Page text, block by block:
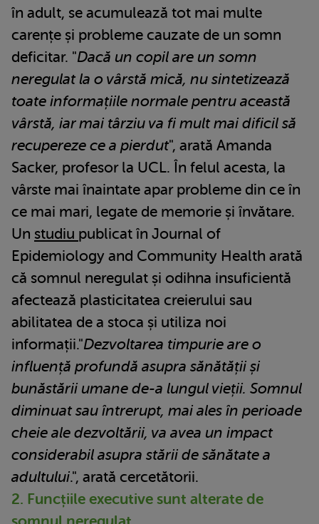
în adult, se acumulează tot mai multe
carențe și probleme cauzate de un somn
deficitar. "Dacă un copil are un somn
neregulat la o vârstă mică, nu sintetizează
toate informațiile normale pentru această
vârstă, iar mai târziu va fi mult mai dificil să
recupereze ce a pierdut", arată Amanda
Sacker, profesor la UCL. În felul acesta, la
vârste mai înaintate apar probleme din ce în
ce mai mari, legate de memorie și învătare.
Un studiu publicat în Journal of
Epidemiology and Community Health arată
că somnul neregulat și odihna insuficientă
afectează plasticitatea creierului sau
abilitatea de a stoca și utiliza noi
informații."Dezvoltarea timpurie are o
influență profundă asupra sănătății și
bunăstării umane de-a lungul vieții. Somnul
diminuat sau întrerupt, mai ales în perioade
cheie ale dezvoltării, va avea un impact
considerabil asupra stării de sănătate a
adultului.", arată cercetătorii.
2. Funcțiile executive sunt alterate de